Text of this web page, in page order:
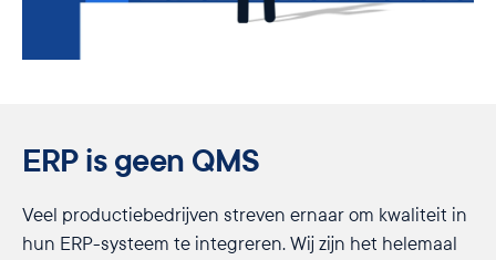
ERP is geen QMS
Veel productiebedrijven streven ernaar om kwaliteit in
hun ERP-systeem te integreren. Wij zijn het helemaal